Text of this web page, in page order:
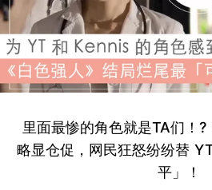
里面最惨的角色就是TA们！
略显仓促，网民狂怒纷纷替
平」！